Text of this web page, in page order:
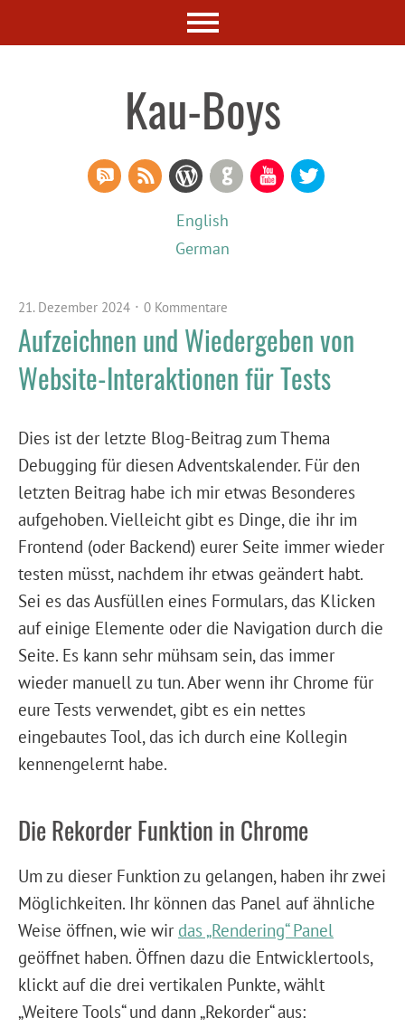
Kau-Boys
YouTube
GitHub
WordPress
RSS Feed
RSS Comments
English
German
21. Dezember 2024 0 Kommentare
Aufzeichnen und Wiedergeben von
Website-Interaktionen für Tests
Dies ist der letzte Blog-Beitrag zum Thema
Debugging für diesen Adventskalender. Für den
letzten Beitrag habe ich mir etwas Besonderes
aufgehoben. Vielleicht gibt es Dinge, die ihr im
Frontend (oder Backend) eurer Seite immer wieder
testen müsst, nachdem ihr etwas geändert habt.
Sei es das Ausfüllen eines Formulars, das Klicken
auf einige Elemente oder die Navigation durch die
Seite. Es kann sehr mühsam sein, das immer
wieder manuell zu tun. Aber wenn ihr Chrome für
eure Tests verwendet, gibt es ein nettes
eingebautes Tool, das ich durch eine Kollegin
kennengelernt habe.
Die Rekorder Funktion in Chrome
Um zu dieser Funktion zu gelangen, haben ihr zwei
Möglichkeiten. Ihr können das Panel auf ähnliche
Weise öffnen, wie wir das „Rendering“ Panel
geöffnet haben. Öffnen dazu die Entwicklertools,
klickt auf die drei vertikalen Punkte, wählt
„Weitere Tools“ und dann „Rekorder“ aus: